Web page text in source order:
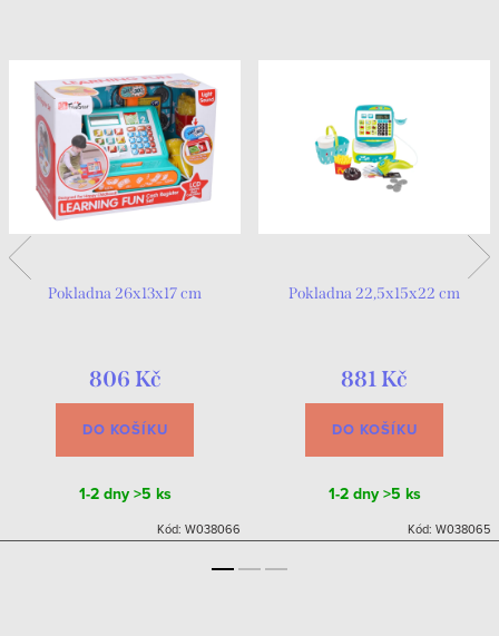
Pokladna 26x13x17 cm
806 Kč
DO KOŠÍKU
1-2 dny>5 ks
Kód: W038066
Pokladna 22,5x15x22 cm
881 Kč
DO KOŠÍKU
1-2 dny>5 ks
Kód: W038065